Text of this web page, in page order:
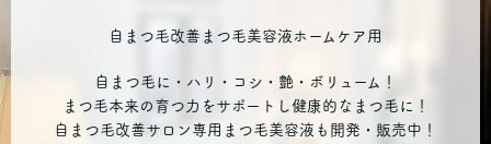
自まつ毛改善まつ毛美容液ホームケア用
自まつ毛に・ハリ・コシ・艶・ボリューム！
まつ毛本来の育つ力をサポートし健康的なまつ毛に！
自まつ毛改善サロン専用まつ毛美容液も開発・販売中！